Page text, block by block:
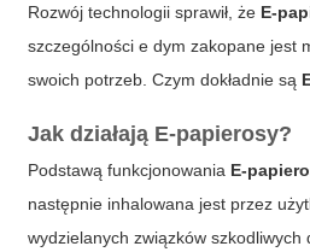
Rozwój technologii sprawił, że E-
szczególnoście dym zakopane jest
swoich potrzeb. Czym dokładnie są
Jak działają E-papierosy?
Podstawą funkcjonowania E-
następnie inhalowana jest przez
wydzielanych związków szkodliwych